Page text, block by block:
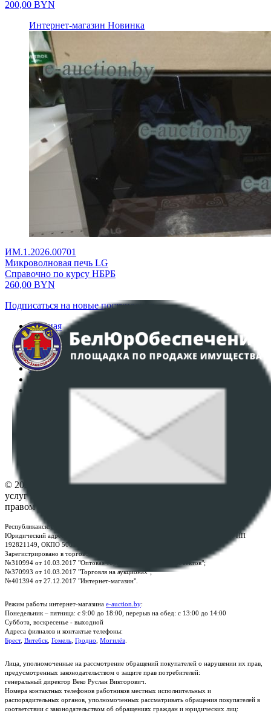
200,00 BYN
Интернет-магазин Новинка
ИМ.1.2026.00701
Микроволновая печь LG
Справочно по курсу НБРБ
260,00 BYN
Подписаться на новые поступления
Главная
Аукционы
Интернет-магазин
Регламент организации и проведения торгов
Политика в отношении обработки персональных
ПОЛОЖЕНИЕ О ПОЛИТИКЕ ОБРАБОТКИ COOKIE-
Настройки cookie-файлов
© 2026 Республиканское унитарное предприятие по оказанию
услуг "БелЮрОбеспечение" - Все права защищены авторским
правом
Республиканское унитарное предприятие по оказанию услуг "БелЮрОбеспечение"
Юридический адрес: г. Минск, пр-т. Дзержинского, 1Б, e-mail:
, УНП
192821149, ОКПО 500111895000
Зарегистрировано в торговом реестре Республики Беларусь:
№310994 от 10.03.2017 "Оптовая торговля без торговых объектов";
№370993 от 10.03.2017 "Торговля на аукционах";
№401394 от 27.12.2017 "Интернет-магазин".
Режим работы интернет-магазина e-auction.by:
Понедельник – пятница: с 9:00 до 18:00, перерыв на обед: с 13:00 до 14:00
Суббота, воскресенье - выходной
Адреса филиалов и контактые телефоны:
Брест, Витебск Гомель Гродно Могилёв
Лица, уполномоченные на рассмотрение обращений покупателей о нарушении их прав,
предусмотренных законодательством о защите прав потребителей:
генеральный директор Веко Руслан Викторович.
Номера контактных телефонов работников местных исполнительных и
распорядительных органов, уполномоченных рассматривать обращения покупателей в
соответствии с законодательством об обращениях граждан и юридических лиц: